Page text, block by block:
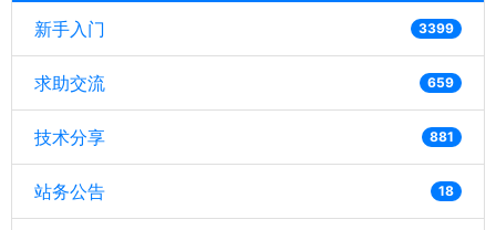
新手入门 3399
求助交流 659
技术分享 881
站务公告 18